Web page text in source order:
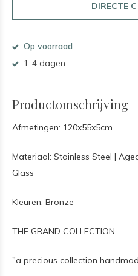
DIRECTE
Op voorraad
1-4 dagen
Productomschrijving
Afmetingen: 120x55x5cm
Materiaal: Stainless Steel |
Glass
Kleuren: Bronze
THE GRAND COLLECTION
"a precious collection